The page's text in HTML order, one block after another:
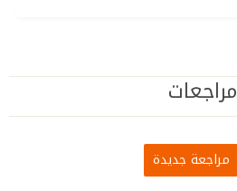
مراجعات
مراجعة جديدة